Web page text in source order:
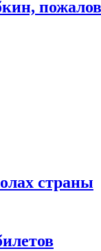
страны